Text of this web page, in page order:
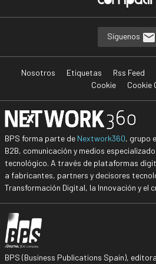
Síguenos
Nosotros Etiquetas Rss Feed
Cookie
Cookie
BPS forma parte de Nextwork360, grupo
B2B, comunicación y medios
tecnológico. A través de plataformas
a fabricantes, partners y decisores
Transformación Digital, la Innovación y el
BPS (Business Publications Spain),